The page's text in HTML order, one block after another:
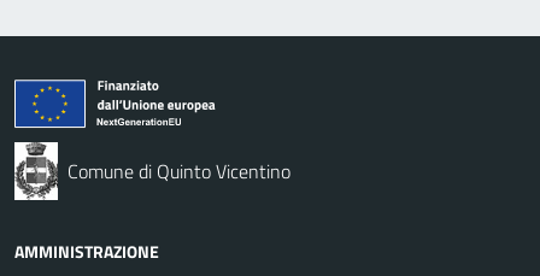
Comune di Quinto Vicentino
AMMINISTRAZIONE